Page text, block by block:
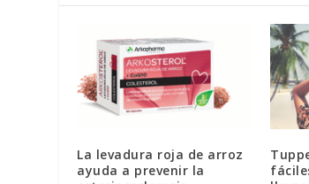
La levadura roja de arroz
ayuda a prevenir la